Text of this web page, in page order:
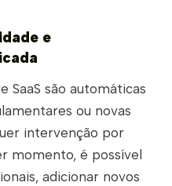
e
SaaS são automáticas
ou novas
intervenção por
momento, é possível
adicionar novos